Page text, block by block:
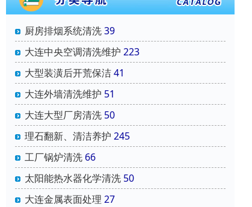
厨房排烟系统清洗39
大连中央空调清洗维护 223
大型装潢后开荒保洁41
大连外墙清洗维护 51
大连大型厂房清洗 50
理石翻新、清洁养护 245
工厂锅炉清洗 66
太阳能热水器化学清洗 50
大连金属表面处理 27